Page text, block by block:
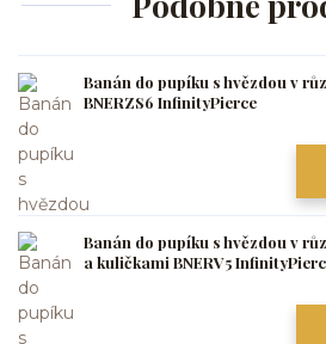
Banán do pupíku s hvězdou v
BNERZS6 InfinityPierce
Banán do pupíku s hvězdou v
a kuličkami BNERV5